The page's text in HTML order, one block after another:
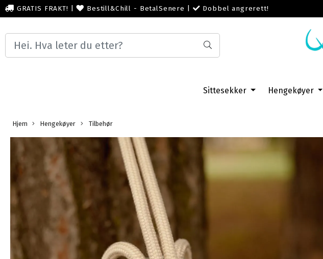
GRATIS FRAKT! | Bestill&Chill - BetalSenere Dobbel angrerett!
Sittesekker Hengekøyer
Hjem Hengekøyer Tilbehør